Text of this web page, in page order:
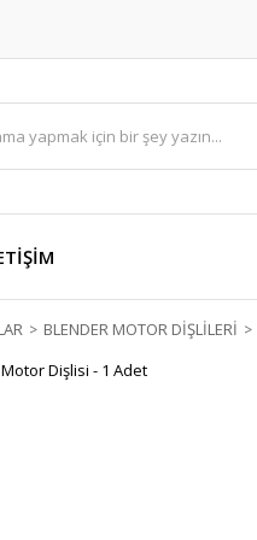
BLENDER MOTOR DİŞLİLERİ